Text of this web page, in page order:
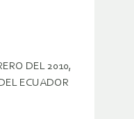
DEL 2010,
ECUADOR